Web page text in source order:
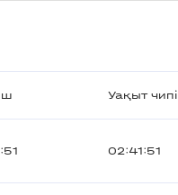
Уақыт чипі
02:41:51